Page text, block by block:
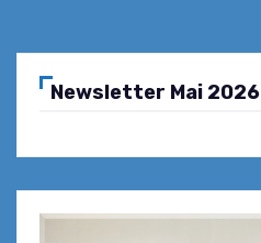
Newsletter Mai 2026